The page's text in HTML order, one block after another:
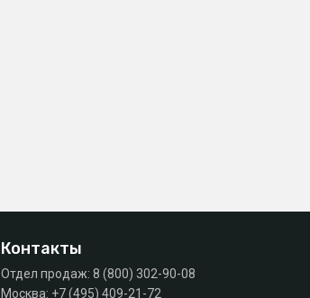
Контакты
Отдел продаж: 8 (800) 302-90-08
Москва: +7 (495) 409-21-72